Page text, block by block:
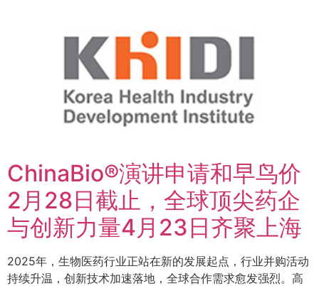
ChinaBio®演讲申请和早鸟价
2月28日截止，全球顶尖药企
与创新力量4月23日齐聚上海
2025年，生物医药行业正站在新的发展起点，行业并购活动
持续升温，创新技术加速落地，全球合作需求愈发强烈。高